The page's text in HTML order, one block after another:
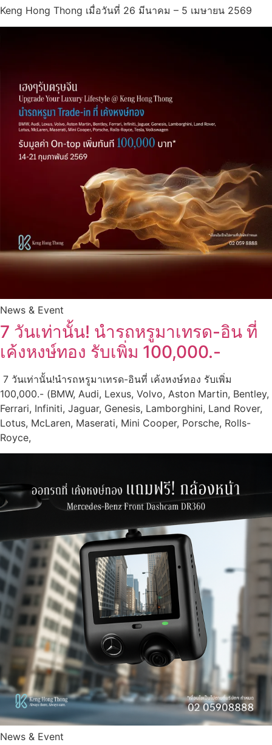
Keng Hong Thong เมื่อวันที่ 26 มีนาคม – 5 เมษายน 2569
News & Event
7 วันเท่านั้น! นำรถหรูมาเทรด-อิน ที่
เค้งหงษ์ทอง รับเพิ่ม 100,000.-
7 วันเท่านั้น!นำรถหรูมาเทรด-อินที่ เค้งหงษ์ทอง รับเพิ่ม
100,000.- (BMW, Audi, Lexus, Volvo, Aston Martin, Bentley,
Ferrari, Infiniti, Jaguar, Genesis, Lamborghini, Land Rover,
Lotus, McLaren, Maserati, Mini Cooper, Porsche, Rolls-
Royce,
News & Event